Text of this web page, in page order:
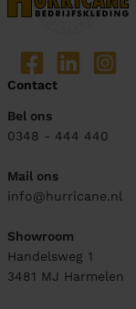
Contact
Bel ons
0348 - 444 440
Mail ons
info@hurricane.nl
Showroom
Handelsweg 1
3481 MJ Harmelen